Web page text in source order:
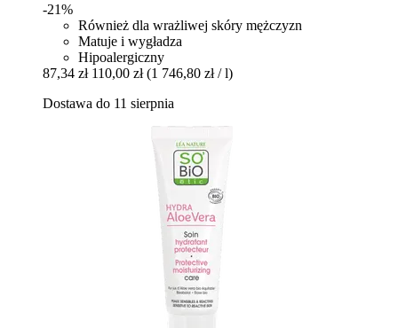
-21%
Również dla wrażliwej skóry mężczyzn
Matuje i wygładza
Hipoalergiczny
87,34 zł 110,00 zł (1 746,80 zł / l)
Dostawa do 11 sierpnia